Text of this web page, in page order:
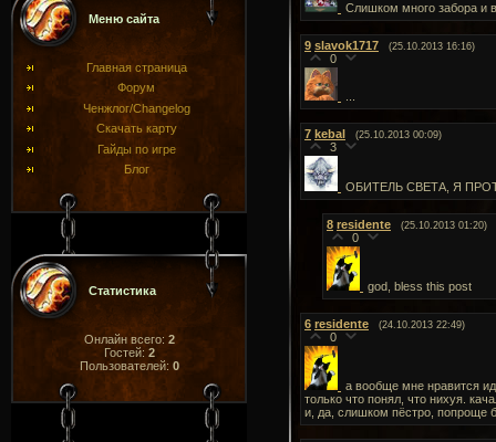
Меню сайта
Главная страница
Форум
Ченжлог/Changelog
Скачать карту
Гайды по игре
Блог
Статистика
Онлайн всего: 2
Гостей: 2
Пользователей: 0
Слишком много забора и
9 slavok1717 (25.10.2013 16:16)
0
7 kebal (25.10.2013 00:09)
3
ОБИТЕЛЬ СВЕТА, Я
8 residente (25.10.2013 01:20)
0
god, bless this post
6 residente (24.10.2013 22:49)
0
а вообще мне нравится
только что понял, что нихуя.
и, да, слишком пёстро, попроще